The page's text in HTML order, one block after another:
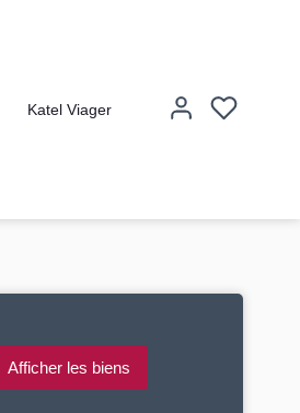
Katel Viager